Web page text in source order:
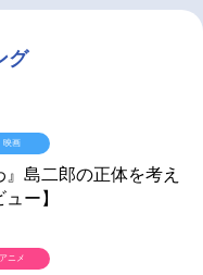
グ
』島二郎の正体を考え
ー】
映画
アニメ